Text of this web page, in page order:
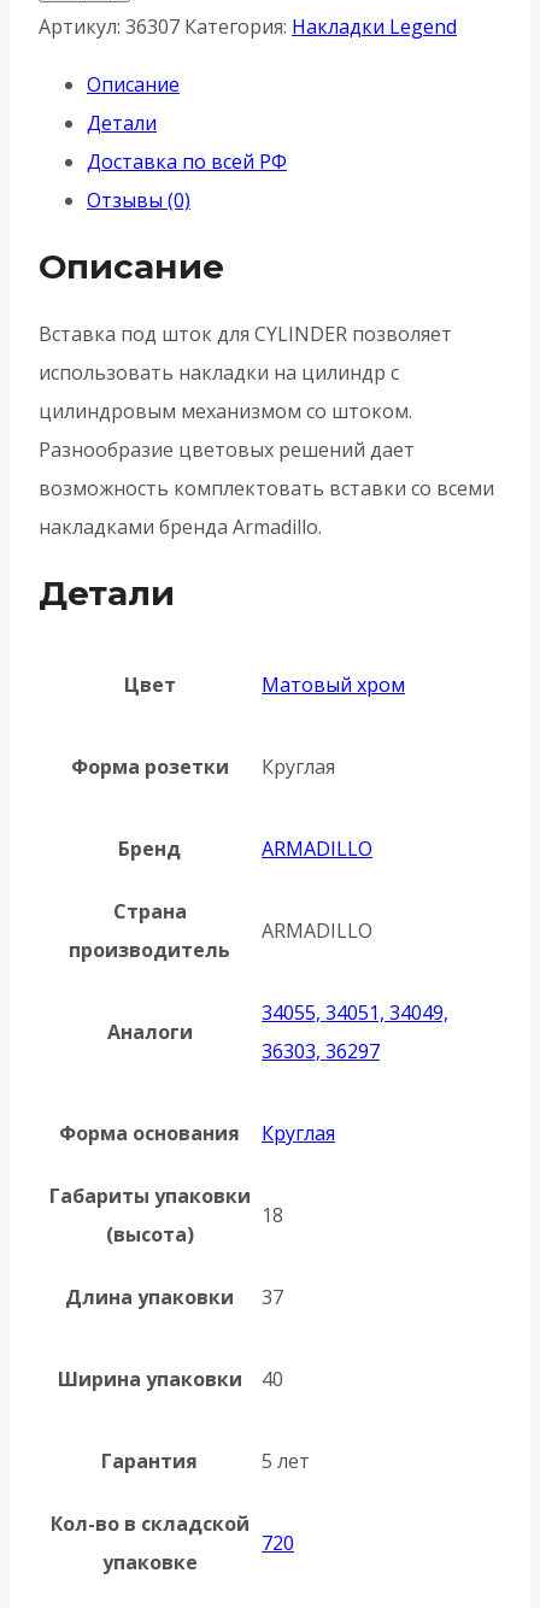
Вставка
(Армадилло)
под
шток
ET.TANG.UNI
(CYLINDER)
14
-
Матовый
хром
Артикул: 36307 Категория: Накладки Legend
Описание
Детали
Доставка по всей РФ
Отзывы (0)
Описание
Вставка под шток для CYLINDER позволяет
использовать накладки на цилиндр с
цилиндровым механизмом со штоком.
Разнообразие цветовых решений дает
возможность комплектовать вставки со всеми
накладками бренда Armadillo.
Детали
Цвет Матовый хром
Форма розетки Круглая
Бренд ARMADILLO
Страна
производитель
ARMADILLO
Аналоги
34055, 34051, 34049,
36303, 36297
Форма основания Круглая
Габариты упаковки
(высота)
18
Длина упаковки 37
Ширина упаковки 40
Гарантия 5 лет
Кол-во в складской
упаковке
720